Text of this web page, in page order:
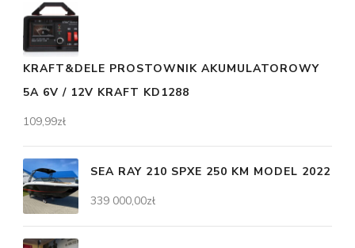
KRAFT&DELE PROSTOWNIK AKUMULATOROWY
5A 6V / 12V KRAFT KD1288
109,99zł
SEA RAY 210 SPXE 250 KM MODEL 2022
339 000,00zł